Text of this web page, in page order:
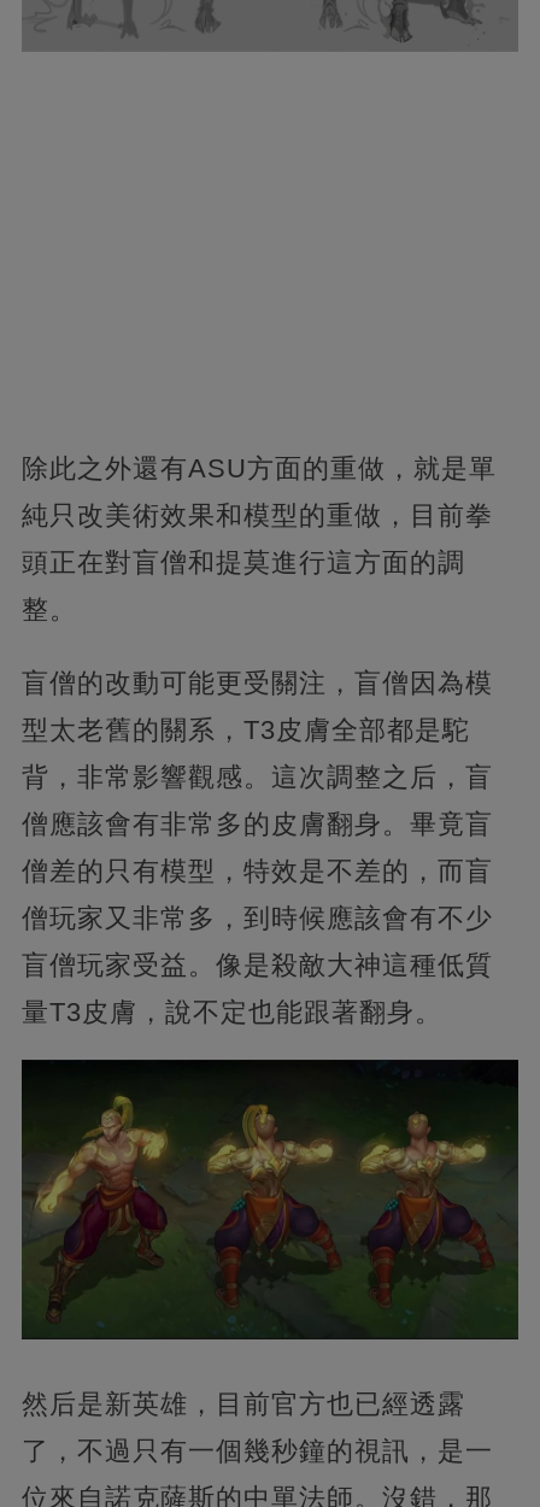
除此之外還有ASU方面的重做，就是單
純只改美術效果和模型的重做，目前拳
頭正在對盲僧和提莫進行這方面的調
整。
盲僧的改動可能更受關注，盲僧因為模
型太老舊的關系，T3皮膚全部都是駝
背，非常影響觀感。這次調整之后，盲
僧應該會有非常多的皮膚翻身。畢竟盲
僧差的只有模型，特效是不差的，而盲
僧玩家又非常多，到時候應該會有不少
盲僧玩家受益。像是殺敵大神這種低質
量T3皮膚，說不定也能跟著翻身。
然后是新英雄，目前官方也已經透露
了，不過只有一個幾秒鐘的視訊，是一
位來自諾克薩斯的中單法師。沒錯，那